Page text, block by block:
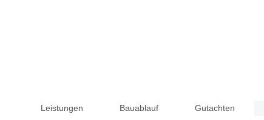
Leistungen Bauablauf Gutachten